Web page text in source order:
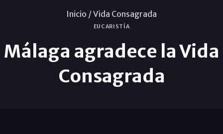
Inicio /Vida Consagrada
EUCARISTÍA
Málaga agradece la Vida
Consagrada